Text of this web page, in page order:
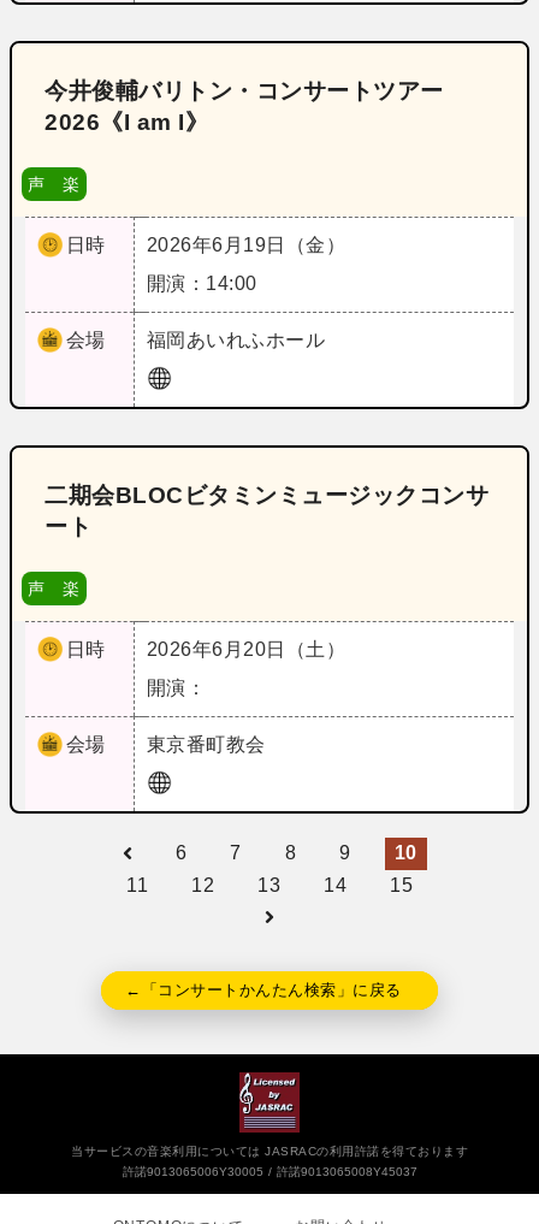
今井俊輔バリトン・コンサートツアー
2026《I am I》
声 楽
日時
2026年6月19日（金）
開演：14:00
会場 福岡 あいれふホール
二期会BLOCビタミンミュージックコンサ
ート
声 楽
日時
2026年6月20日（土）
開演：
会場 東京番町教会
6 7 8 9
10
11
12 13 14 15
←「コンサートかんたん検索」に戻る
当サービスの音楽利用については JASRACの利用許諾を得ております
許諾9013065006Y30005
許諾9013065008Y45037